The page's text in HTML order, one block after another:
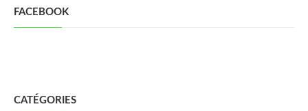
FACEBOOK
CATÉGORIES